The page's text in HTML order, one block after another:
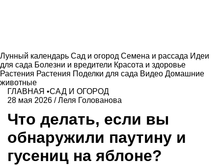
Лунный календарь Сад и огород Семена и рассада Идеи
для сада Болезни и вредители Красота и здоровье
Растения Растения Поделки для сада Видео Домашние
животные
ГЛАВНАЯ •САД И ОГОРОД
28 мая 2026 /Леля Голованова
Что делать, если вы
обнаружили паутину и
гусениц на яблоне?